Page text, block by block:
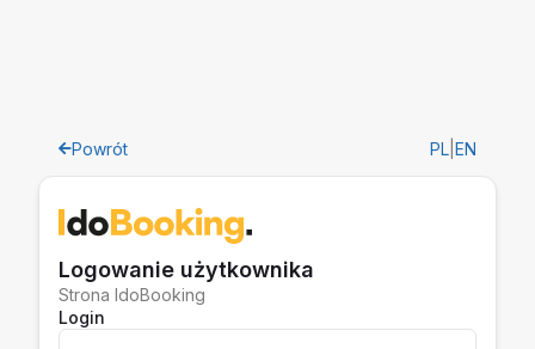
Powrót PL EN
Logowanie użytkownika
Strona IdoBooking
Login